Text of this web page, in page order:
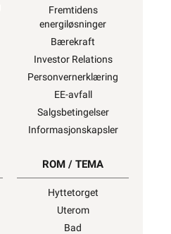
Fremtidens
energiløsninger
Bærekraft
Investor Relations
Personvernerklæring
EE-avfall
Salgsbetingelser
Informasjonskapsler
ROM / TEMA
Hyttetorget
Uterom
Bad